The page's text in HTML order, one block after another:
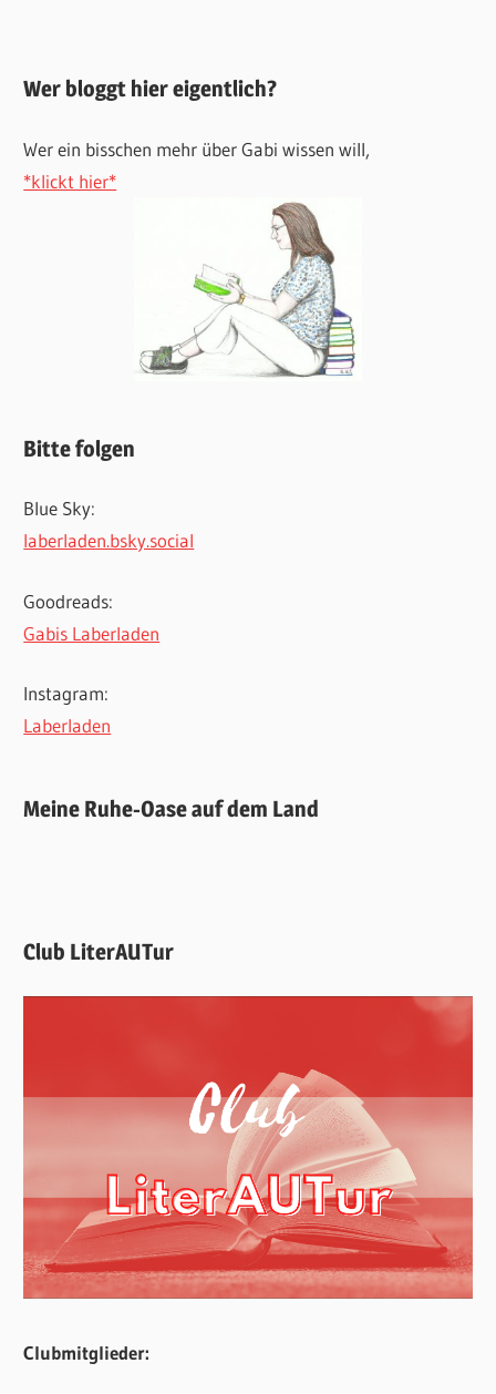
Wer bloggt hier eigentlich?
Wer ein bisschen mehr über Gabi wissen will,
*klickt hier*
Bitte folgen
Blue Sky:
laberladen.bsky.social
Goodreads:
Gabis Laberladen
Instagram:
Laberladen
Meine Ruhe-Oase auf dem Land
Club LiterAUTur
Clubmitglieder: